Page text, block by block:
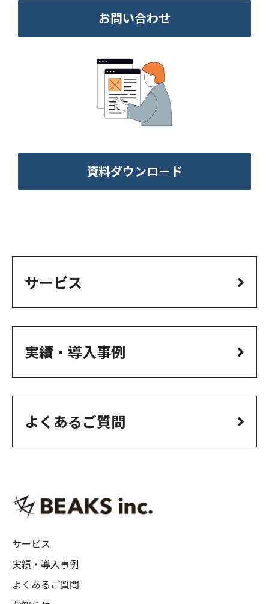
お問い合わせ
資料ダウンロード
サービス
実績・導入事例
よくあるご質問
サービス
実績・導入事例
よくあるご質問